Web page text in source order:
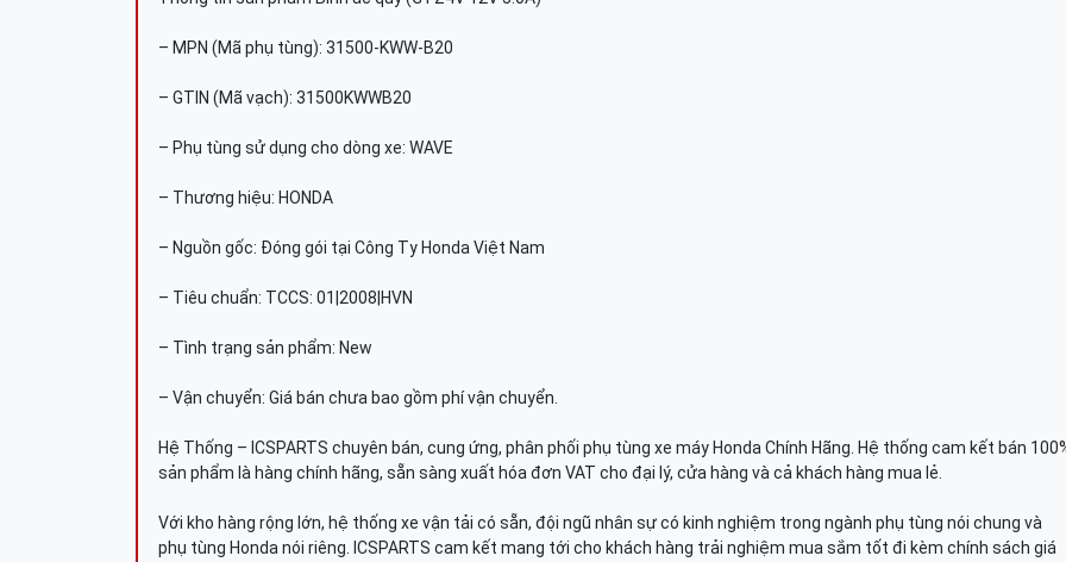
– MPN (Mã phụ tùng): 31500-KWW-B20
– GTIN (Mã vạch): 31500KWWB20
– Phụ tùng sử dụng cho dòng xe: WAVE
– Thương hiệu: HONDA
– Nguồn gốc: Đóng gói tại Công Ty Honda Việt Nam
– Tiêu chuẩn: TCCS: 01|2008|HVN
– Tình trạng sản phẩm: New
– Vận chuyển: Giá bán chưa bao gồm phí vận chuyển.
Hệ Thống – ICSPARTS chuyên bán, cung ứng, phân phối phụ tùng xe máy Honda Chính Hãng. Hệ thống cam kết bán
sản phẩm là hàng chính hãng, sẵn sàng xuất hóa đơn VAT cho đại lý, cửa hàng và cả khách hàng mua lẻ.
Với kho hàng rộng lớn, hệ thống xe vận tải có sẵn, đội ngũ nhân sự có kinh nghiệm trong ngành phụ tùng nói chung và
phụ tùng Honda nói riêng. ICSPARTS cam kết mang tới cho khách hàng trải nghiệm mua sắm tốt đi kèm chính sách giá